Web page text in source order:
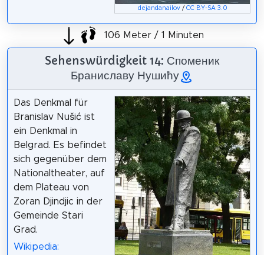
dejandanailov/ CC BY-SA 3.0
106 Meter / 1 Minuten
Sehenswürdigkeit 14: Споменик
Браниславу Нушићу
Das Denkmal für
Branislav Nušić ist
ein Denkmal in
Belgrad. Es befindet
sich gegenüber dem
Nationaltheater, auf
dem Plateau von
Zoran Djindjic in der
Gemeinde Stari
Grad.
Wikipedia: